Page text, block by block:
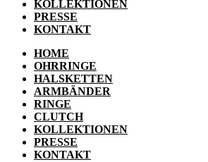
KOLLEKTIONEN
PRESSE
KONTAKT
HOME
OHRRINGE
HALSKETTEN
ARMBÄNDER
RINGE
CLUTCH
KOLLEKTIONEN
PRESSE
KONTAKT